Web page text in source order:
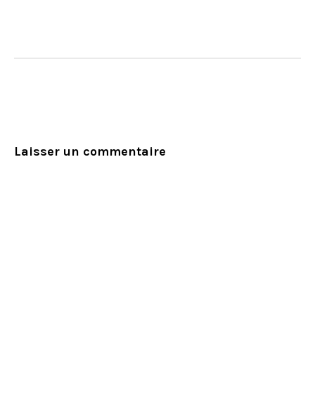
Laisser un commentaire